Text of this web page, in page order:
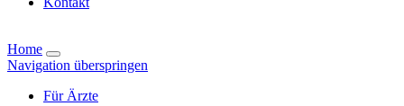
Home
Navigation überspringen
Für Ärzte